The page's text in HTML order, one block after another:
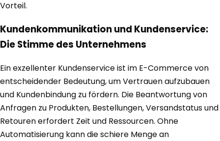
Vorteil.
Kundenkommunikation und Kundenservice:
Die Stimme des Unternehmens
Ein exzellenter Kundenservice ist im E-Commerce von
entscheidender Bedeutung, um Vertrauen aufzubauen
und Kundenbindung zu fördern. Die Beantwortung von
Anfragen zu Produkten, Bestellungen, Versandstatus und
Retouren erfordert Zeit und Ressourcen. Ohne
Automatisierung kann die schiere Menge an